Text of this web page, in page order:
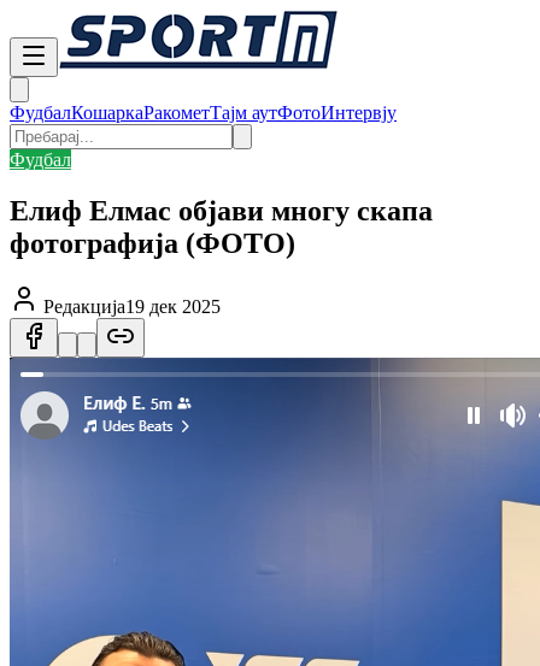
ФудбалКошаркаРакометТајм аутФотоИнтервју
Фудбал
Елиф Елмас објави многу скапа
фотографија (ФОТО)
Редакција19 дек 2025